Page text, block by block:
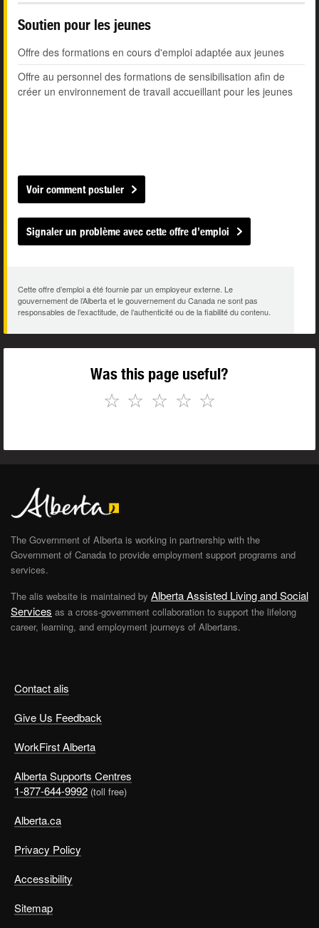
Soutien pour les jeunes
Offre des formations en cours d'emploi adaptée aux jeunes
Offre au personnel des formations de sensibilisation afin de
créer un environnement de travail accueillant pour les jeunes
Voir comment postuler
Signaler un problème avec cette offre d’emploi
Cette offre d’emploi a été fournie par un employeur externe. Le
gouvernement de l’Alberta et le gouvernement du Canada ne sont pas
responsables de l’exactitude, de l’authenticité ou de la fiabilité du contenu.
Was this page useful?
☆
☆
☆
☆
☆
Contact alis
Give Us Feedback
WorkFirst Alberta
Alberta Supports Centres
1-877-644-9992 (toll free)
Alberta.ca
Privacy Policy
Accessibility
Sitemap
The Government of Alberta is working in partnership with the
Government of Canada to provide employment support programs and
services.
The alis website is maintained by Alberta Assisted Living and Social
Services as a cross-government collaboration to support the lifelong
career, learning, and employment journeys of Albertans.